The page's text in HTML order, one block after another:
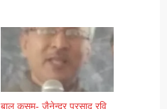
बाल कुसुम- जैनेन्द्र प्रसाद रवि